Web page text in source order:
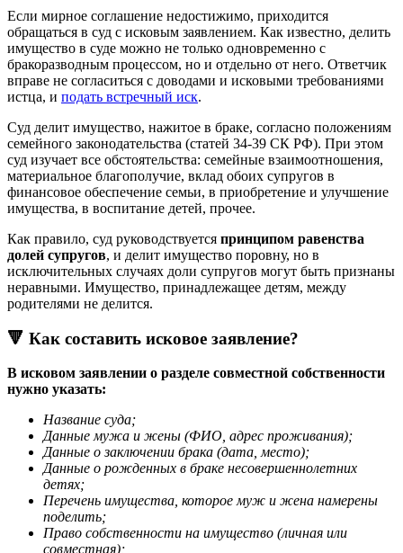
Если мирное соглашение недостижимо, приходится
обращаться в суд с исковым заявлением. Как известно, делить
имущество в суде можно не только одновременно с
бракоразводным процессом, но и отдельно от него. Ответчик
вправе не согласиться с доводами и исковыми требованиями
истца, и подать встречный иск.
Суд делит имущество, нажитое в браке, согласно положениям
семейного законодательства (статей 34-39 СК РФ). При этом
суд изучает все обстоятельства: семейные взаимоотношения,
материальное благополучие, вклад обоих супругов в
финансовое обеспечение семьи, в приобретение и улучшение
имущества, в воспитание детей, прочее.
Как правило, суд руководствуется принципом равенства
долей супругов, и делит имущество поровну, но в
исключительных случаях доли супругов могут быть признаны
неравными. Имущество, принадлежащее детям, между
родителями не делится.
🔻 Как составить исковое заявление?
В исковом заявлении о разделе совместной собственности
нужно указать:
Название суда;
Данные мужа и жены (ФИО, адрес проживания);
Данные о заключении брака (дата, место);
Данные о рожденных в браке несовершеннолетних
детях;
Перечень имущества, которое муж и жена намерены
поделить;
Право собственности на имущество (личная или
совместная);